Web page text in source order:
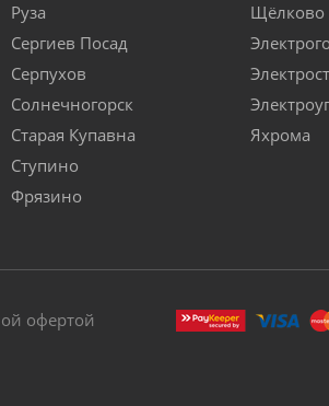
Руза
Сергиев Посад
Серпухов
Солнечногорск
Старая Купавна
Ступино
Фрязино
Щёлково
Яхрома
офертой